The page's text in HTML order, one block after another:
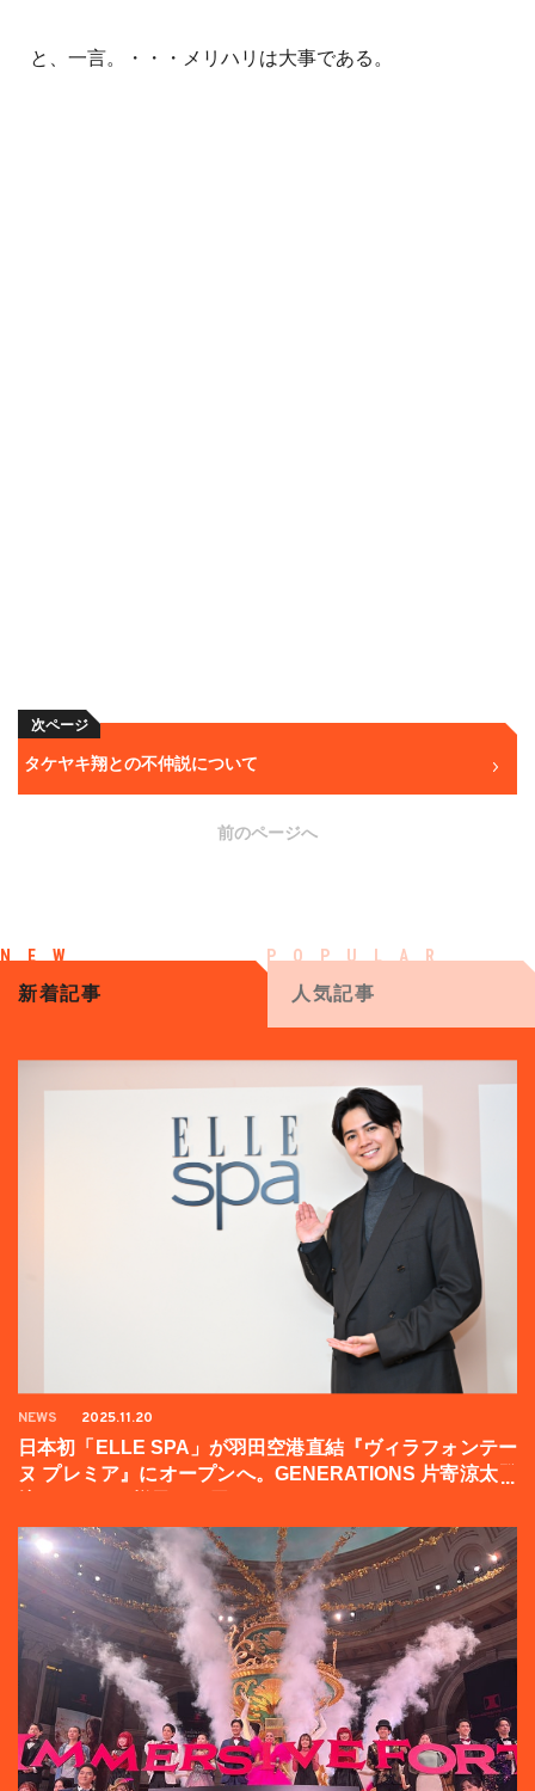
と、一言。・・・メリハリは大事である。
次ページ
タケヤキ翔との不仲説について
前のページへ
新着記事 人気記事
NEWS 2025.11.20
日本初「ELLE SPA」が羽田空港直結『ヴィラフォンテー
ヌ プレミア』にオープンへ。GENERATIONS 片寄涼太登